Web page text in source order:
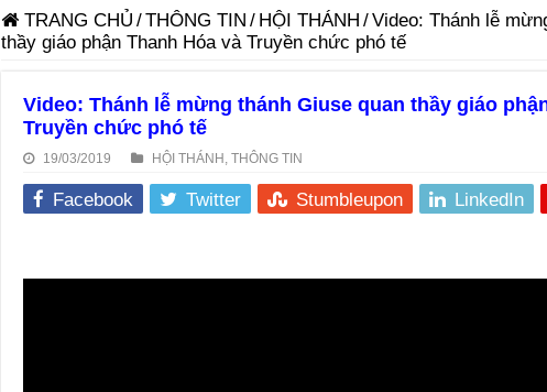
TRANG CHỦ /THÔNG TIN / HỘI THÁNH /Video: Thánh lễ
thầy giáo phận Thanh Hóa và Truyền chức phó tế
Video: Thánh lễ mừng thánh Giuse quan thầy giáo
Truyền chức phó tế
19/03/2019 HỘI THÁNH , THÔNG TIN
Facebook Twitter Stumbleupon LinkedIn